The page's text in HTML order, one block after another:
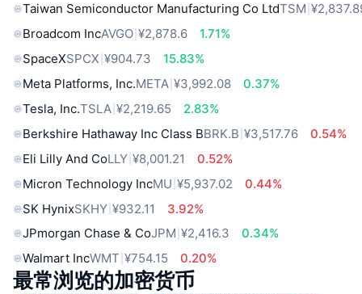
Taiwan Semiconductor Manufacturing Co LtdTSM
Broadcom IncAVGO ¥2,878.6
1.71%
SpaceXSPCX ¥904.73
15.83%
Meta Platforms, Inc.META ¥3,992.08
0.37%
Tesla, Inc.TSLA ¥2,219.65
2.83%
Berkshire Hathaway Inc Class BBRK.B ¥3,517.76
0.54%
Eli Lilly And CoLLY ¥8,001.21
0.52%
Micron Technology IncMU ¥5,937.02
0.44%
SK HynixSKHY ¥932.11
3.92%
JPmorgan Chase & CoJPM ¥2,416.3
0.34%
Walmart IncWMT ¥754.15 0.20%
最常浏览的加密货币